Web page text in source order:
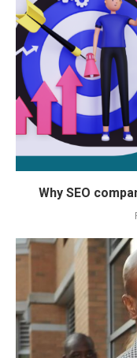
Why SEO